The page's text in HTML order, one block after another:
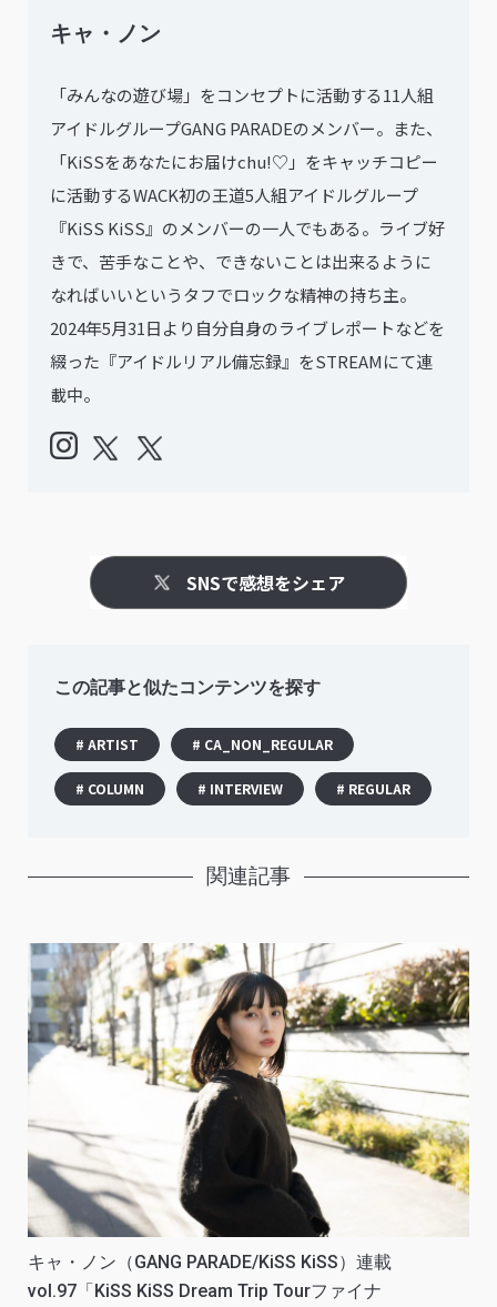
キャ・ノン
「みんなの遊び場」をコンセプトに活動する11人組
アイドルグループGANG PARADEのメンバー。また、
「KiSSをあなたにお届けchu!♡」をキャッチコピー
に活動するWACK初の王道5人組アイドルグループ
『KiSS KiSS』のメンバーの一人でもある。ライブ好
きで、苦手なことや、できないことは出来るように
なればいいというタフでロックな精神の持ち主。
2024年5月31日より自分自身のライブレポートなどを
綴った『アイドルリアル備忘録』をSTREAMにて連
載中。
SNSで感想をシェア
この記事と似たコンテンツを探す
# ARTIST # CA_NON_REGULAR
# COLUMN # INTERVIEW # REGULAR
関連記事
キャ・ノン（GANG PARADE/KiSS KiSS）連載
vol.97「KiSS KiSS Dream Trip Tourファイナ